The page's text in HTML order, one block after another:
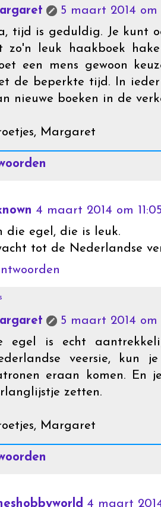
5 maart 2014 om
tijd is geduldig. Je kunt
zo'n leuk haakboek
een mens gewoon
de beperkte tijd. In
nieuwe boeken in de
Margaret
4 maart 2014 om
die egel, die is leuk.
tot de Nederlandse
5 maart 2014 om
egel is echt
veersie, kun
eraan komen.
zetten.
Margaret
4 maart